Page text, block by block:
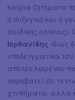
καίρια ζητήματα
η συζυγική και η
παιδικής
Ιορδανίδης ιδίως
υποδειγματικά
αποτρελαμένου
ακροβατεί σε
χτυπήματα, αλλά